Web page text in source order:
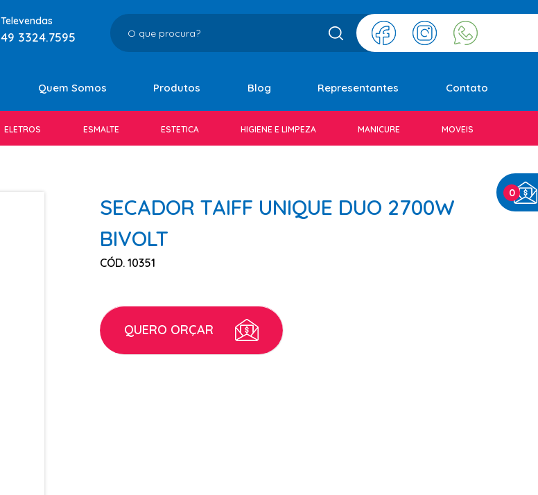
Televendas
49 3324.7595
Quem Somos Produtos Blog Representantes Contato
ELETROS ESMALTE ESTETICA HIGIENE E LIMPEZA MANICURE MOVEIS
0
SECADOR TAIFF UNIQUE DUO 2700W
BIVOLT
CÓD. 10351
QUERO ORÇAR